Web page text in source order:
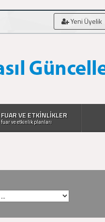
Yeni Üyelik
FUAR VE ETKİNLİKLER
fuar ve etkinlik planları